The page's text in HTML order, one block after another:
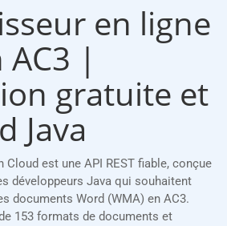
en ligne
AC3 |
gratuite et
Java
Cloud est une API REST fiable, conçue
développeurs Java qui souhaitent
documents Word (WMA) en AC3.
153 formats de documents et